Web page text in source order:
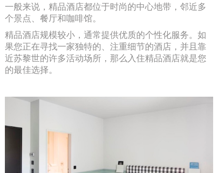
一般来说，精品酒店都位于时尚的中心地带，邻近多
个景点、餐厅和咖啡馆。
精品酒店规模较小，通常提供优质的个性化服务。如
果您正在寻找一家独特的、注重细节的酒店，并且靠
近苏黎世的许多活动场所，那么入住精品酒店就是您
的最佳选择。